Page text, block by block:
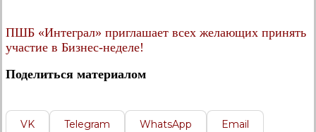
ПШБ «Интеграл» приглашает всех желающих принять
участие в Бизнес-неделе!
Поделиться материалом
VK Telegram WhatsApp Email